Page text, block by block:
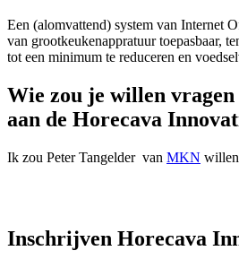
Een (alomvattend) system van Internet
van grootkeukenappratuur toepasbaar,
tot een minimum te reduceren en
Wie zou je willen vragen
aan de Horecava
Ik zou Peter Tangelder van MKN willen
Inschrijven Horecava